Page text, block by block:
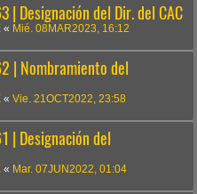
| Designación del Dir. del CAC
« Mié. 08MAR2023, 16:12
| Nombramiento del
« Vie. 21OCT2022, 23:58
| Designación del
« Mar. 07JUN2022, 01:04